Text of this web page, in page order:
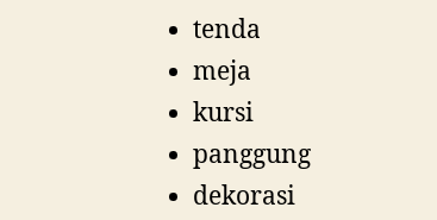
tenda
meja
kursi
panggung
dekorasi